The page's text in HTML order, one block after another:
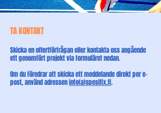
TA KONTAKT
Skicka en offertförfrågan eller kontakta oss angående
ett genomfört projekt via formuläret nedan.
Om du föredrar att skicka ett meddelande direkt per e-
post, använd adresseninfo(a)spesifix.fi.